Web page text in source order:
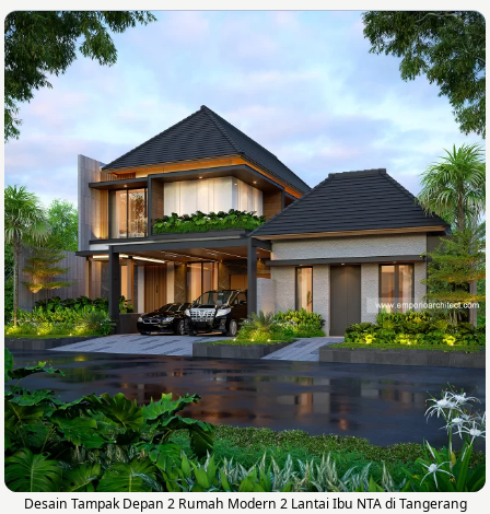
Desain Tampak Depan 2 Rumah Modern 2 Lantai Ibu NTA di Tangerang